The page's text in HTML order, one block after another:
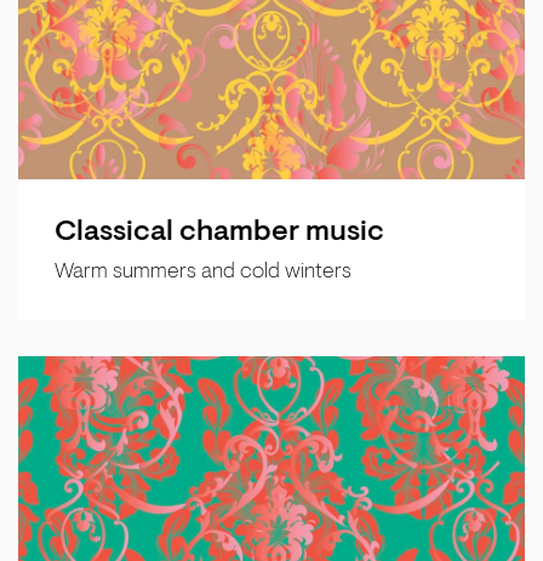
Classical chamber music
Warm summers and cold winters